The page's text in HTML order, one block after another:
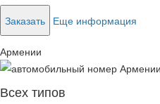
Заказать Еще информация
Армении
Всех типов